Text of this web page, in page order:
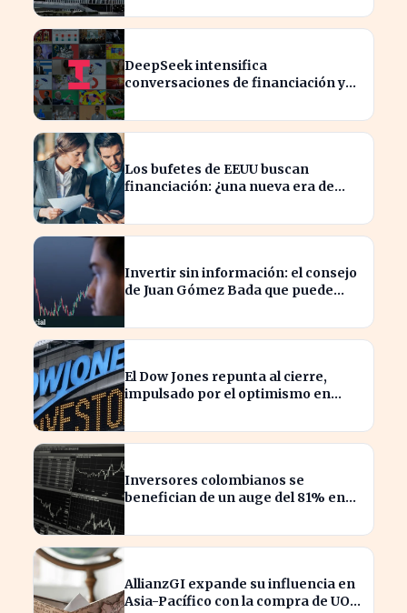
DeepSeek intensifica
conversaciones de financiación y
modelos
Los bufetes de EEUU buscan
financiación: ¿una nueva era de
Invertir sin información: el consejo
de Juan Gómez Bada que puede
El Dow Jones repunta al cierre,
impulsado por el optimismo en
Inversores colombianos se
benefician de un auge del 81% en
AllianzGI expande su influencia en
Asia-Pacífico con la compra de UOB